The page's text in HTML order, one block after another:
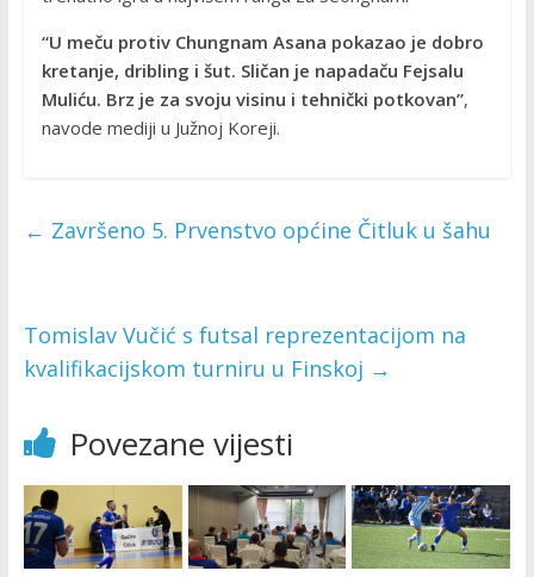
“U meču protiv Chungnam Asana pokazao je dobro
kretanje, dribling i šut. Sličan je napadaču Fejsalu
Muliću. Brz je za svoju visinu i tehnički potkovan”,
navode mediji u Južnoj Koreji.
← Završeno 5. Prvenstvo općine Čitluk u šahu
Tomislav Vučić s futsal reprezentacijom na
kvalifikacijskom turniru u Finskoj →
Povezane vijesti